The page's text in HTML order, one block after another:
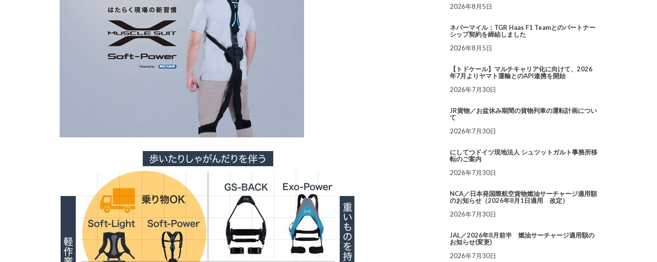
2026年8月5日
ネバーマイル：TGR Haas F1 Teamとのパートナー
シップ契約を締結しました
2026年8月5日
【トドケール】マルチキャリア化に向けて、2026
年7月よりヤマト運輸とのAPI連携を開始
2026年7月30日
JR貨物／お盆休み期間の貨物列車の運転計画につい
て
2026年7月30日
にしてつドイツ現地法人 シュツットガルト事務所移
転のご案内
2026年7月30日
NCA／日本発国際航空貨物燃油サーチャージ適用額
のお知らせ（2026年8月1日適用 改定）
2026年7月30日
JAL／2026年8月前半 燃油サーチャージ適用額の
お知らせ(変更)
2026年7月30日